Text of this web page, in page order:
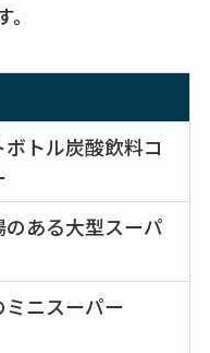
ボトル炭酸飲料コ
のある大型スーパ
ミニスーパー